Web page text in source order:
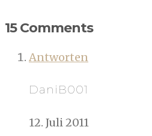
15 Comments
Antworten
DaniB001
12. Juli 2011